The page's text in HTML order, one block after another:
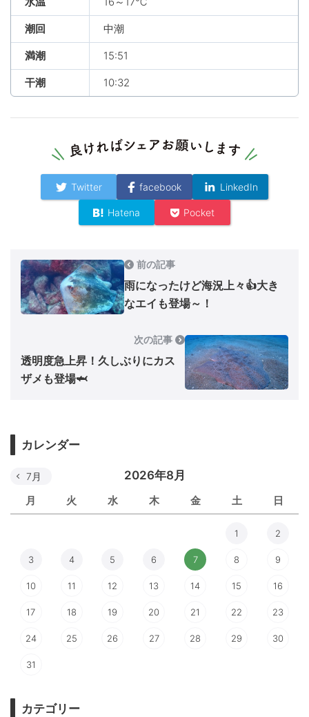
潮回 中潮
満潮 15:51
干潮 10:32
Twitter facebook LinkedIn
Hatena Pocket
前の記事
雨になったけど海況上々👍大き
なエイも登場～！
次の記事
透明度急上昇！久しぶりにカス
ザメも登場🦈
カレンダー
2026年8月
月 火 水 木 金 土 日
7月
1 2
3 4 5 6 7 8 9
10 11 12 13 14 15 16
17 18 19 20 21 22 23
24 25 26 27 28 29 30
31
カテゴリー